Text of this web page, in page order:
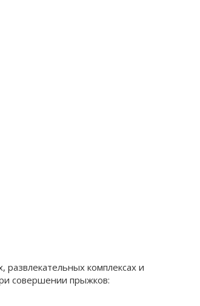
комплексах и
совершении прыжков: